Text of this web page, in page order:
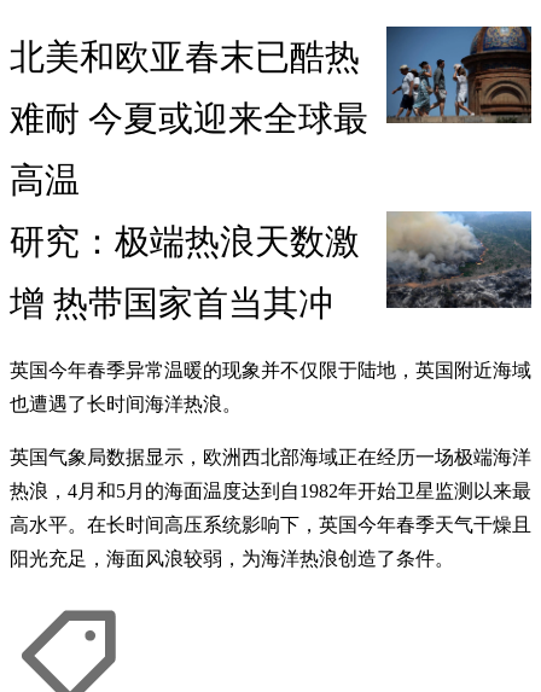
北美和欧亚春末已酷热
难耐 今夏或迎来全球最
高温
研究：极端热浪天数激
增 热带国家首当其冲
英国今年春季异常温暖的现象并不仅限于陆地，英国附近海域
也遭遇了长时间海洋热浪。
英国气象局数据显示，欧洲西北部海域正在经历一场极端海洋
热浪，4月和5月的海面温度达到自1982年开始卫星监测以来最
高水平。在长时间高压系统影响下，英国今年春季天气干燥且
阳光充足，海面风浪较弱，为海洋热浪创造了条件。